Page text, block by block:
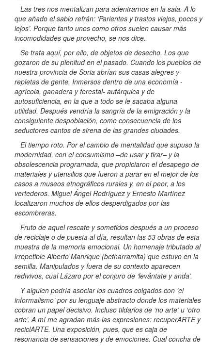
Las tres nos mentalizan para adentrarnos en la sala. A lo
que añado el sabio refrán: ‘Parientes y trastos viejos, pocos y
lejos’. Porque tanto unos como otros suelen causar más
incomodidades que provecho, se nos dice.
Se trata aquí, por ello, de objetos de desecho. Los que
gozaron de su plenitud en el pasado. Cuando los pueblos de
nuestra provincia de Soria abrían sus casas alegres y
repletas de gente. Inmersos dentro de una economía -
agrícola, ganadera y forestal- autárquica y de
autosuficiencia, en la que a todo se le sacaba alguna
utilidad. Después vendría la sangría de la emigración y la
consiguiente despoblación, como consecuencia de los
seductores cantos de sirena de las grandes ciudades.
El tiempo roto. Por el cambio de mentalidad que supuso la
modernidad, con el consumismo –de usar y tirar– y la
obsolescencia programada, que propiciaron el desapego de
materiales y utensilios que fueron a parar en el mejor de los
casos a museos etnográficos rurales y, en el peor, a los
vertederos. Miguel Ángel Rodríguez y Ernesto Martínez
localizaron muchos de ellos desperdigados por las
escombreras.
Fruto de aquel rescate y sometidos después a un proceso
de reciclaje o de puesta al día, resultan las 53 obras de esta
muestra de la memoria emocional. Un homenaje tributado al
irrepetible Alberto Manrique (betharramita) que estuvo en la
semilla. Manipulados y fuera de su contexto aparecen
redivivos, cual Lázaro por el conjuro de ‘levántate y anda’.
Y alguien podría asociar los cuadros colgados con ‘el
informalismo’ por su lenguaje abstracto donde los materiales
cobran un papel decisivo. Incluso tildarlos de ‘no arte’ u ‘otro
arte’. A mí me agradan más las expresiones: recuperARTE y
reciclARTE. Una exposición, pues, que es caja de
resonancia de sensaciones y de emociones. Cual concha de